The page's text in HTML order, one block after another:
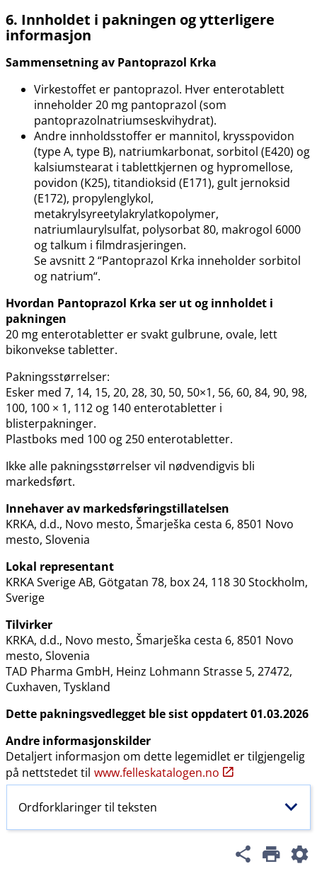
6. Innholdet i pakningen og ytterligere
informasjon
Sammensetning av Pantoprazol Krka
Virkestoffet er pantoprazol. Hver enterotablett
inneholder 20 mg pantoprazol (som
pantoprazolnatriumseskvihydrat).
Andre innholdsstoffer er mannitol, krysspovidon
(type A, type B), natriumkarbonat, sorbitol (E420) og
kalsiumstearat i tablettkjernen og hypromellose,
povidon (K25), titandioksid (E171), gult jernoksid
(E172), propylenglykol,
metakrylsyreetylakrylatkopolymer,
natriumlaurylsulfat, polysorbat 80, makrogol 6000
og talkum i filmdrasjeringen.
Se avsnitt 2 “Pantoprazol Krka inneholder sorbitol
og natrium“.
Hvordan Pantoprazol Krka ser ut og innholdet i
pakningen
20 mg enterotabletter er svakt gulbrune, ovale, lett
bikonvekse tabletter.
Pakningsstørrelser:
Esker med 7, 14, 15, 20, 28, 30, 50, 50×1, 56, 60, 84, 90, 98,
100, 100 × 1, 112 og 140 enterotabletter i
blisterpakninger.
Plastboks med 100 og 250 enterotabletter.
Ikke alle pakningsstørrelser vil nødvendigvis bli
markedsført.
Innehaver av markedsføringstillatelsen
KRKA, d.d., Novo mesto, Šmarješka cesta 6, 8501 Novo
mesto, Slovenia
Lokal representant
KRKA Sverige AB, Götgatan 78, box 24, 118 30 Stockholm,
Sverige
Tilvirker
KRKA, d.d., Novo mesto, Šmarješka cesta 6, 8501 Novo
mesto, Slovenia
TAD Pharma GmbH, Heinz Lohmann Strasse 5, 27472,
Cuxhaven, Tyskland
Dette pakningsvedlegget ble sist oppdatert 01.03.2026
Andre informasjonskilder
Detaljert informasjon om dette legemidlet er tilgjengelig
på nettstedet til www.felleskatalogen.no
Ordforklaringer til teksten